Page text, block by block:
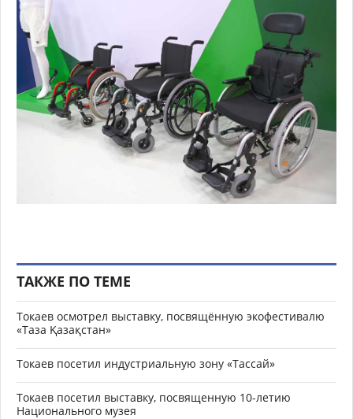
ТАКЖЕ ПО ТЕМЕ
Токаев осмотрел выставку, посвящённую экофестивалю
«Таза Қазақстан»
Токаев посетил индустриальную зону «Тассай»
Токаев посетил выставку, посвященную 10-летию
Национального музея